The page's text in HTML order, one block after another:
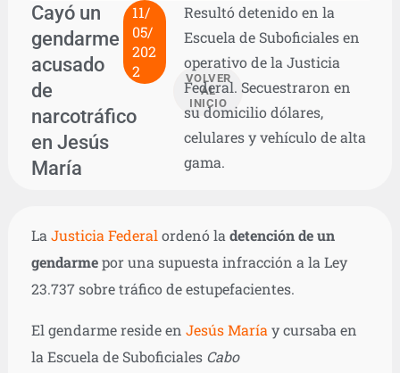
Cayó un
gendarme
acusado
de
narcotráfico
en Jesús
María
11/
05/
202
2
VOLVER
AL
INICIO
Resultó detenido en la
Escuela de Suboficiales en
operativo de la Justicia
Federal. Secuestraron en
su domicilio dólares,
celulares y vehículo de alta
gama.
LaJusticia Federalordenó ladetención de un
gendarmepor una supuesta infracción a la Ley
23.737 sobre tráfico de estupefacientes.
El gendarme reside en Jesús Maríay cursaba en
la Escuela de Suboficiales Cabo